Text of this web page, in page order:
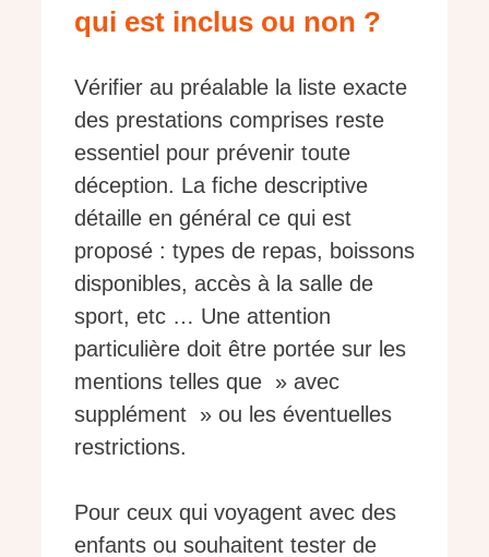
qui est inclus ou non ?
Vérifier au préalable la liste exacte
des prestations comprises reste
essentiel pour prévenir toute
déception. La fiche descriptive
détaille en général ce qui est
proposé : types de repas, boissons
disponibles, accès à la salle de
sport, etc … Une attention
particulière doit être portée sur les
mentions telles que » avec
supplément » ou les éventuelles
restrictions.
Pour ceux qui voyagent avec des
enfants ou souhaitent tester de